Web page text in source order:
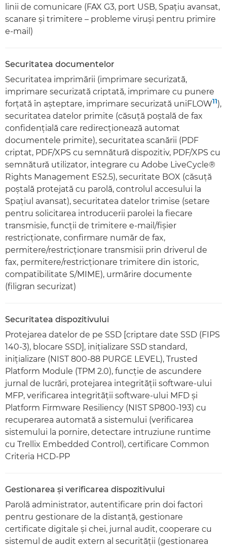
linii de comunicare (FAX G3, port USB, Spaţiu avansat,
scanare şi trimitere – probleme viruşi pentru primire
e-mail)
Securitatea documentelor
Securitatea imprimării (imprimare securizată,
imprimare securizată criptată, imprimare cu punere
forţată în aşteptare, imprimare securizată uniFLOW11),
securitatea datelor primite (căsuţă poştală de fax
confidenţială care redirecţionează automat
documentele primite), securitatea scanării (PDF
criptat, PDF/XPS cu semnătură dispozitiv, PDF/XPS cu
semnătură utilizator, integrare cu Adobe LiveCycle®
Rights Management ES2.5), securitate BOX (căsuţă
poştală protejată cu parolă, controlul accesului la
Spaţiul avansat), securitatea datelor trimise (setare
pentru solicitarea introducerii parolei la fiecare
transmisie, funcţii de trimitere e-mail/fişier
restricţionate, confirmare număr de fax,
permitere/restricţionare transmisii prin driverul de
fax, permitere/restricţionare trimitere din istoric,
compatibilitate S/MIME), urmărire documente
(filigran securizat)
Securitatea dispozitivului
Protejarea datelor de pe SSD [criptare date SSD (FIPS
140-3), blocare SSD], iniţializare SSD standard,
iniţializare (NIST 800-88 PURGE LEVEL), Trusted
Platform Module (TPM 2.0), funcţie de ascundere
jurnal de lucrări, protejarea integrităţii software-ului
MFP, verificarea integrităţii software-ului MFD şi
Platform Firmware Resiliency (NIST SP800-193) cu
recuperarea automată a sistemului (verificarea
sistemului la pornire, detectare intruziune runtime
cu Trellix Embedded Control), certificare Common
Criteria HCD-PP
Gestionarea şi verificarea dispozitivului
Parolă administrator, autentificare prin doi factori
pentru gestionare de la distanţă, gestionare
certificate digitale şi chei, jurnal audit, cooperare cu
sistemul de audit extern al securităţii (gestionarea